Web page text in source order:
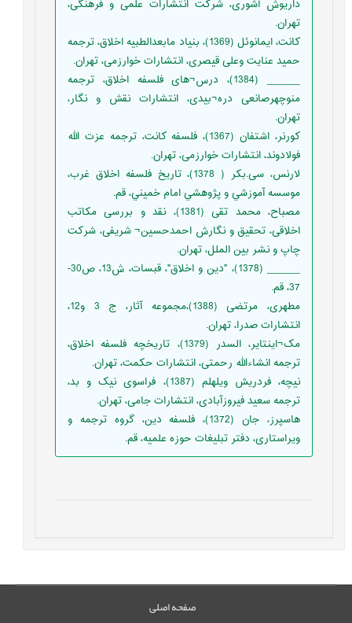
داریوش آشوری، شرکت انتشارات علمی و فرهنگی،
تهران.
کانت، ایمانوئل (1369)، بنیاد مابعدالطبیه اخلاق، ترجمه
حمید عنایت وعلی قیصری، انتشارات خوارزمی، تهران.
______ (1384)، درس¬های فلسفه اخلاق، ترجمه
منوچهرصانعی دره¬بیدی، انتشارات نقش و نگار،
تهران.
کورنر، اشتفان (1367)، فلسفه کانت، ترجمه عزت الله
فولادوند، انتشارات خوارزمی، تهران.
لارنس، سی.بکر ( 1378)، تاریخ فلسفه اخلاق غرب،
موسسه آموزشي و پژوهشي امام خميني، قم.
مصباح، محمد تقی (1381)، نقد و بررسی مکاتب
اخلاقی، تحقیق و نگارش احمدحسین¬ شریفی، شرکت
چاپ و نشر بین الملل، تهران.
______ (1378)، "دین و اخلاق"، قبسات، ش13، ص30-
37، قم.
مطهری، مرتضی (1388)،مجموعه آثار، ج 3 و12،
انتشارات صدرا، تهران.
مک¬اینتایر، السدر (1379)، تاریخچه فلسفه اخلاق،
ترجمه انشاءالله رحمتی، انتشارات حکمت، تهران.
نیچه، فردریش ویلهلم (1387)، فراسوی نیک و بد،
ترجمه سعید فیروزآبادی، انتشارات جامی، تهران.
هاسپرز، جان (1372)، فلسفه دین، گروه ترجمه و
ویراستاری، دفتر تبلیغات حوزه علمیه، قم.
صفحه اصلی